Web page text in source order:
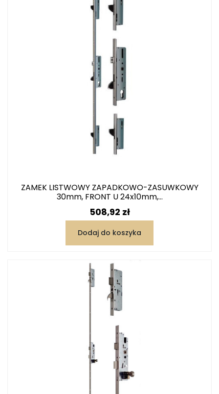
ZAMEK LISTWOWY ZAPADKOWO-ZASUWKOWY
30mm, FRONT U 24x10mm,...
Cena
508,92 zł
Dodaj do koszyka